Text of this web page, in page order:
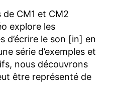
de CM1 et CM2
explore les
d’écrire le son [in] en
série d’exemples et
nous découvrons
être représenté de